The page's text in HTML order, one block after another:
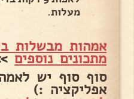
מעלות.
אמהות מבשלות
מתכונים נוספים
סוף סוף יש
אפליקציה :)